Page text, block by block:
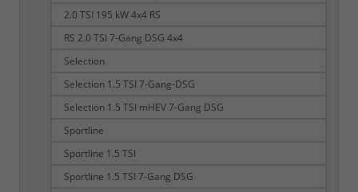
2.0 TSI 195 kW 4x4 RS
RS 2.0 TSI 7-Gang DSG 4x4
Selection
Selection 1.5 TSI 7-Gang-DSG
Selection 1.5 TSI mHEV 7-Gang DSG
Sportline
Sportline 1.5 TSI
Sportline 1.5 TSI 7-Gang DSG